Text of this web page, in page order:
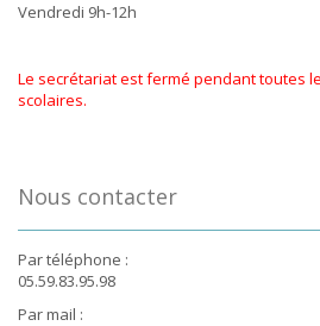
Vendredi 9h-12h
Le secrétariat est fermé pendant toutes
scolaires.
Nous contacter
Par téléphone :
05.59.83.95.98
Par mail :